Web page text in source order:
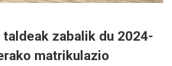
zabalik du 2024-
matrikulazio